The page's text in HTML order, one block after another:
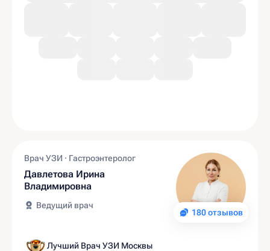
180 отзывов
Врач УЗИ · Гастроэнтеролог
Давлетова Ирина
Владимировна
Ведущий врач
Лучший Врач УЗИ Москвы